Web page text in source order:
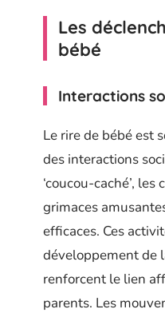
Les
bébé
Interactions
Le rire de bébé est
des interactions
‘coucou-caché’,
grimaces
efficaces. Ces
développement de
renforcent le lien
parents. Les